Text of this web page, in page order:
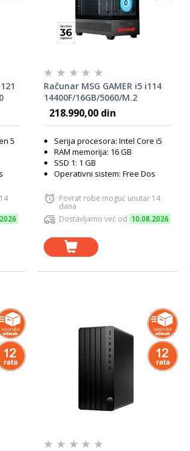
5
Računar MSG GAMER i5 i114
14400F/16GB/5060/M.2
1TB/600W
218.990,00 din
Serija procesora: Intel Core i5
RAM memorija: 16 GB
SSD 1: 1 GB
Operativni sistem: Free Dos
Povrat robe moguć unutar 14
dana
Dostavljamo već od 10.08.2026